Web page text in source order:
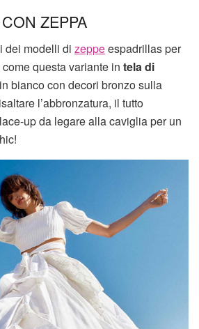
ZEPPA
dei modelli di zeppeespadrillas per
questa variante in tela di
bianco con decori bronzo sulla
l’abbronzatura, il tutto
up da legare alla caviglia per un